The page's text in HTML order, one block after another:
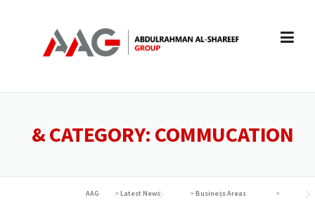
content
CATEGORY: COMMUCATION &
AAG >Latest News >Business Areas
>